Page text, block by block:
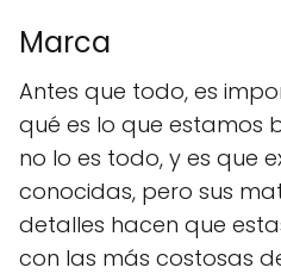
Marca
Antes que todo, es
qué es lo que estamos
no lo es todo, y es que
conocidas, pero sus
detalles hacen que
con las más costosas